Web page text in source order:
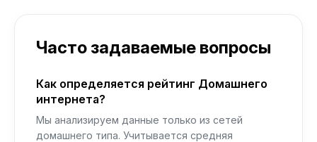
Часто задаваемые вопросы
Как определяется рейтинг Домашнего
интернета?
Мы анализируем данные только из сетей
домашнего типа. Учитывается средняя